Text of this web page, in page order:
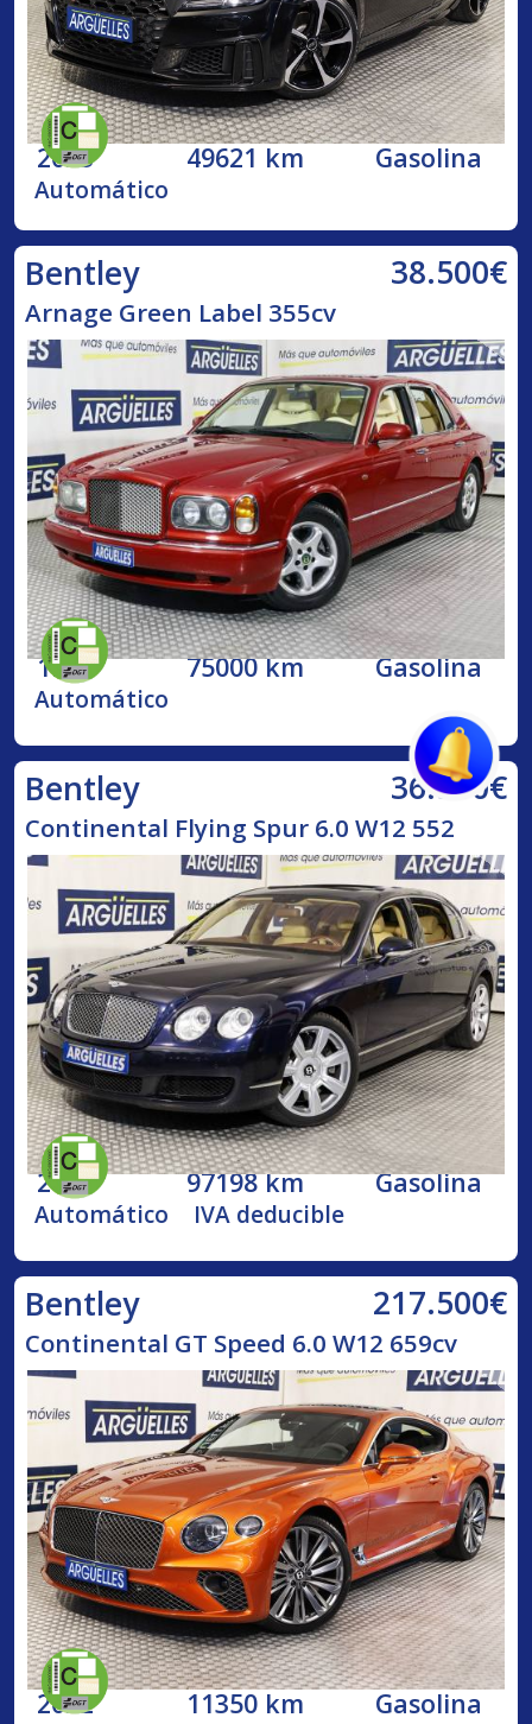
2023 49621 km Gasolina
Automático
Bentley 38.500€
Arnage Green Label 355cv
1998 75000 km Gasolina
Automático
Bentley 36.500€
Continental Flying Spur 6.0 W12 552
2005 97198 km Gasolina
Automático IVA deducible
Bentley 217.500€
Continental GT Speed 6.0 W12 659cv
2022 11350 km Gasolina